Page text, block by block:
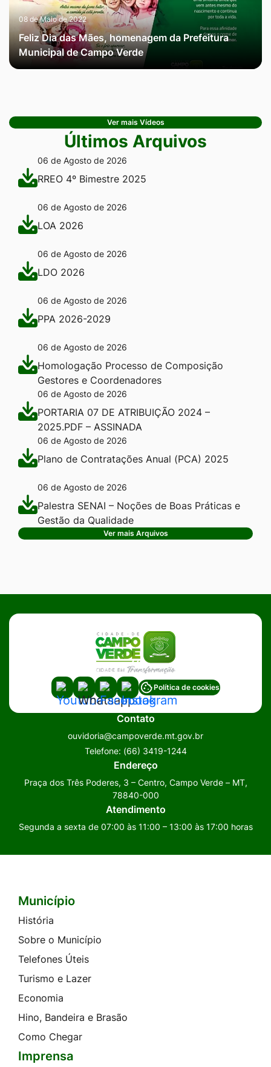
08 de Maio de 2022
Feliz Dia das Mães, homenagem da Prefeitura
Municipal de Campo Verde
Ver mais Vídeos
Últimos Arquivos
06 de Agosto de 2026
RREO 4º Bimestre 2025
06 de Agosto de 2026
LOA 2026
06 de Agosto de 2026
LDO 2026
06 de Agosto de 2026
PPA 2026-2029
06 de Agosto de 2026
Homologação Processo de Composição
Gestores e Coordenadores
06 de Agosto de 2026
PORTARIA 07 DE ATRIBUIÇÃO 2024 –
2025.PDF – ASSINADA
06 de Agosto de 2026
Plano de Contratações Anual (PCA) 2025
06 de Agosto de 2026
Palestra SENAI – Noções de Boas Práticas e
Gestão da Qualidade
Ver mais Arquivos
Acessar
a
Social
Acessar
a
Social
Whatsapp
Acessar
a
Rede
Social
Facebook
Acessar
a
Rede
Social
Instagram
Política de cookies
Contato
ouvidoria@campoverde.mt.gov.br
Telefone: (66) 3419-1244
Endereço
Praça dos Três Poderes, 3 – Centro, Campo Verde – MT,
78840-000
Atendimento
Segunda a sexta de 07:00 às 11:00 – 13:00 às 17:00 horas
Seção do Rodapé e Contato
Município
História
Sobre o Município
Telefones Úteis
Turismo e Lazer
Economia
Hino, Bandeira e Brasão
Como Chegar
Imprensa